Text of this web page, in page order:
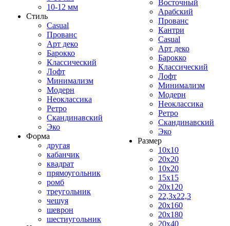
10-12 мм
Стиль
Casual
Прованс
Арт деко
Барокко
Классический
Лофт
Минимализм
Модерн
Неоклассика
Ретро
Скандинавский
Эко
Форма
другая
кабанчик
квадрат
прямоугольник
ромб
треугольник
чешуя
шеврон
шестиугольник
Восточный
Арабский
Прованс
Кантри
Casual
Арт деко
Барокко
Классический
Лофт
Минимализм
Модерн
Неоклассика
Ретро
Скандинавский
Эко
Размер
10x10
20x20
10x20
15x15
20x120
22,3x22,3
20x160
20x180
20x40